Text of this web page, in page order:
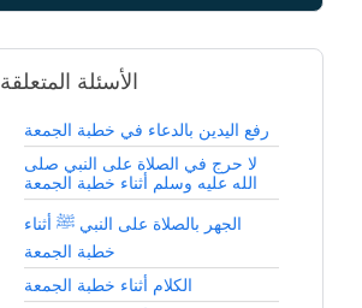
الأسئلة المتعلقة
رفع اليدين بالدعاء في خطبة الجمعة
لا حرج في الصلاة على النبي صلى
الله عليه وسلم أثناء خطبة الجمعة
الجهر بالصلاة على النبي ﷺ أثناء
خطبة الجمعة
الكلام أثناء خطبة الجمعة